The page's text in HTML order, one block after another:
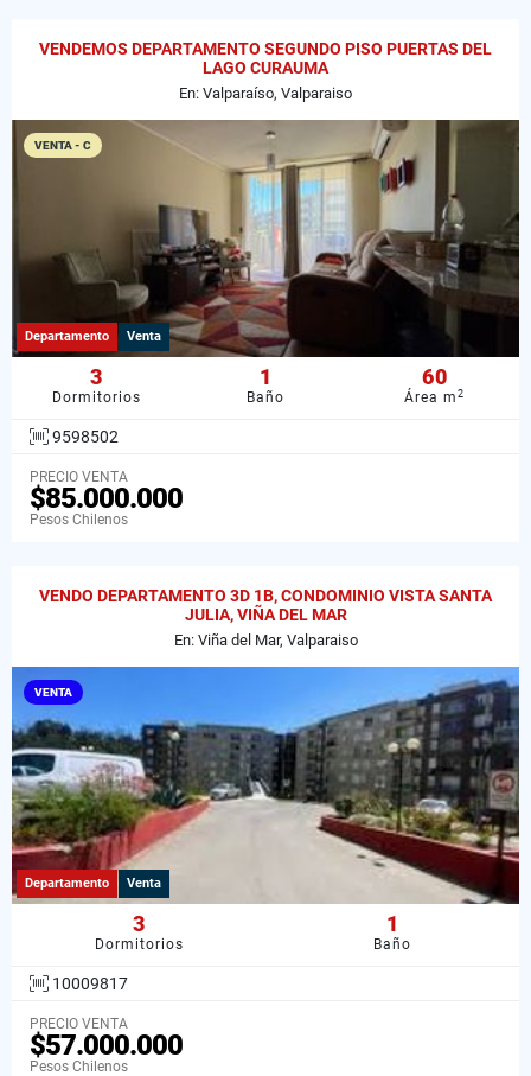
VENDEMOS DEPARTAMENTO SEGUNDO PISO PUERTAS DEL
LAGO CURAUMA
En: Valparaíso, Valparaiso
VENTA - C
Departamento Venta
3
Dormitorios
1
Baño
60
Área m2
9598502
PRECIO VENTA
$85.000.000
Pesos Chilenos
VENDO DEPARTAMENTO 3D 1B, CONDOMINIO VISTA SANTA
JULIA, VIÑA DEL MAR
En: Viña del Mar, Valparaiso
VENTA
Departamento Venta
3
Dormitorios
1
Baño
10009817
PRECIO VENTA
$57.000.000
Pesos Chilenos